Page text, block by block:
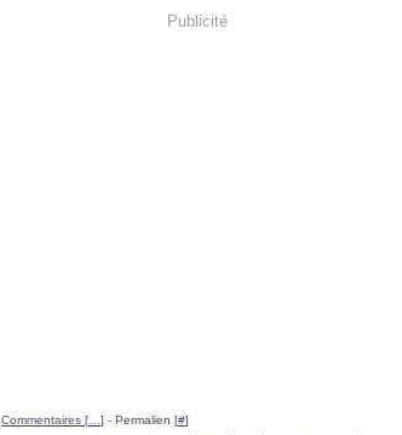
Publicité
Commentaires [ ] - Permalien [#]